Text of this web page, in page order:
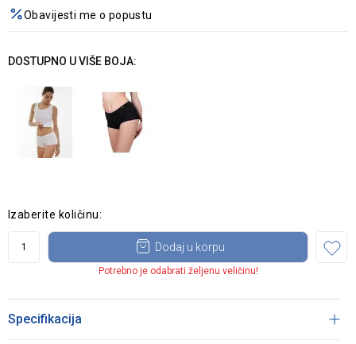
Obavijesti me o popustu
DOSTUPNO U VIŠE BOJA:
Izaberite količinu:
Dodaj u korpu
Potrebno je odabrati željenu veličinu!
Specifikacija